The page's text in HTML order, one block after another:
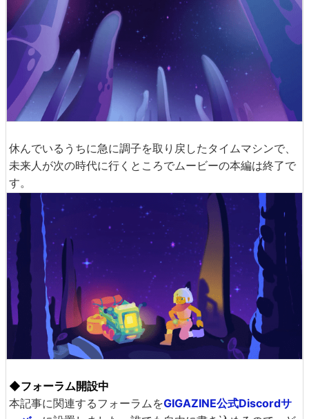
休んでいるうちに急に調子を取り戻したタイムマシンで、
未来人が次の時代に行くところでムービーの本編は終了で
す。
◆フォーラム開設中
本記事に関連するフォーラムをGIGAZINE公式Discordサ